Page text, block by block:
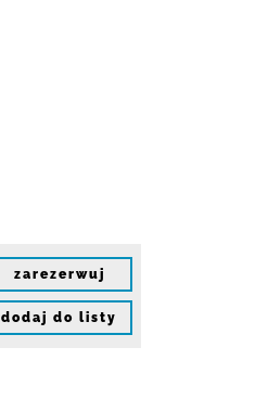
zarezerwuj
dodaj do listy